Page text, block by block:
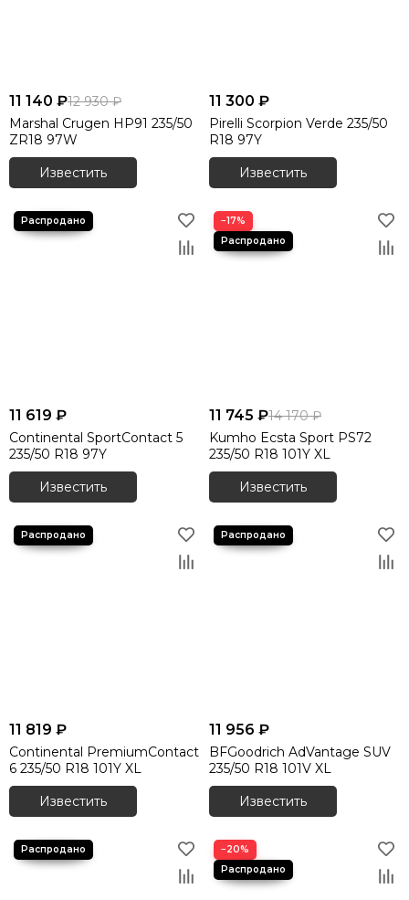
11 140 ₽12 930 ₽
Marshal Crugen HP91 235/50
ZR18 97W
Известить
11 300 ₽
Pirelli Scorpion Verde 235/50
R18 97Y
Известить
11 619 ₽
Continental SportContact 5
235/50 R18 97Y
Известить
−17%
11 745 ₽14 170 ₽
Kumho Ecsta Sport PS72
235/50 R18 101Y XL
Известить
11 819 ₽
Continental PremiumContact
6 235/50 R18 101Y XL
Известить
11 956 ₽
BFGoodrich AdVantage SUV
235/50 R18 101V XL
Известить
−20%